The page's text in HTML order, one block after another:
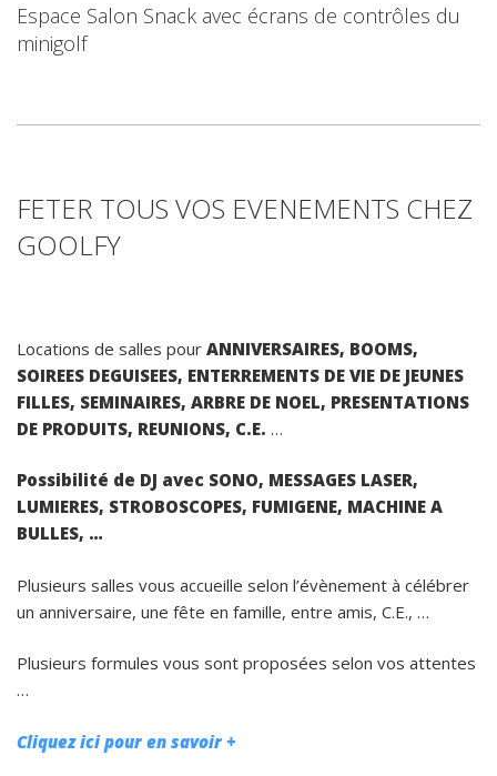
Espace Salon Snack avec écrans de contrôles du
minigolf
FETER TOUS VOS EVENEMENTS CHEZ
GOOLFY
Locations de salles pour ANNIVERSAIRES, BOOMS,
SOIREES DEGUISEES, ENTERREMENTS DE VIE DE JEUNES
FILLES, SEMINAIRES, ARBRE DE NOEL, PRESENTATIONS
DE PRODUITS, REUNIONS, C.E. …
Possibilité de DJ avec SONO, MESSAGES LASER,
LUMIERES, STROBOSCOPES, FUMIGENE, MACHINE A
BULLES, …
Plusieurs salles vous accueille selon l’évènement à célébrer
un anniversaire, une fête en famille, entre amis, C.E., …
Plusieurs formules vous sont proposées selon vos attentes
…
Cliquez ici pour en savoir +